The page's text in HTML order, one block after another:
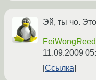
Эй, ты чо.
FeiWongReed
11.09.2009
Ссылка